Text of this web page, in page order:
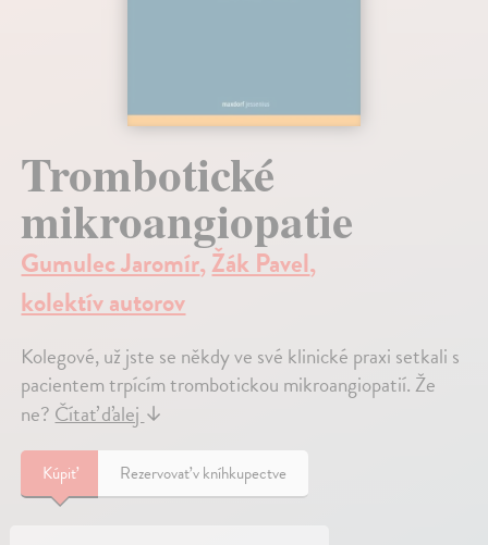
Trombotické
mikroangiopatie
Gumulec Jaromír,Žák Pavel,
kolektív autorov
Kolegové, už jste se někdy ve své klinické praxi setkali s
pacientem trpícím trombotickou mikroangiopatií. Že
ne?Čítať ďalej↓
Kúpiť Rezervovať v kníhkupectve